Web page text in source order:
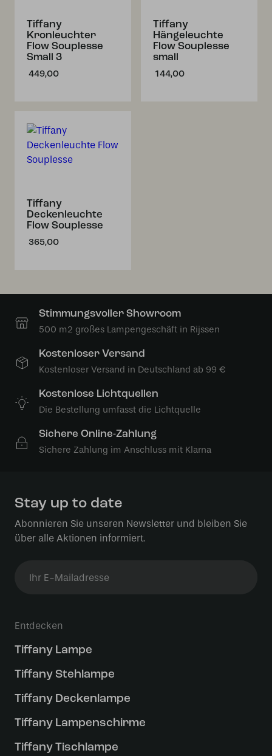
Tiffany
Kronleuchter
Flow Souplesse
Small 3
449,00
Tiffany
Hängeleuchte
Flow Souplesse
small
144,00
Tiffany
Deckenleuchte
Flow Souplesse
365,00
Stimmungsvoller Showroom
500 m2 großes Lampengeschäft in Rijssen
Kostenloser Versand
Kostenloser Versand in Deutschland ab 99 €
Kostenlose Lichtquellen
Die Bestellung umfasst die Lichtquelle
Sichere Online-Zahlung
Sichere Zahlung im Anschluss mit Klarna
Stay up to date
Abonnieren Sie unseren Newsletter und bleiben Sie
über alle Aktionen informiert.
Entdecken
Tiffany Lampe
Tiffany Stehlampe
Tiffany Deckenlampe
Tiffany Lampenschirme
Tiffany Tischlampe